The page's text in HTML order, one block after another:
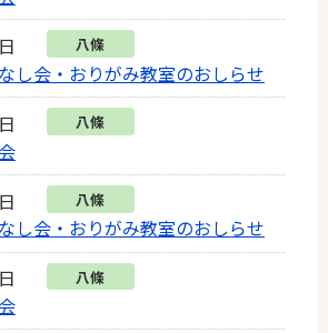
八條
し会・おりがみ教室のおしらせ
八條
八條
し会・おりがみ教室のおしらせ
八條